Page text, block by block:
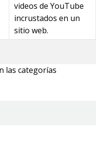
videos de YouTube
incrustados en un
sitio web.
las categorías